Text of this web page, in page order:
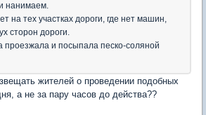
нанимаем.
на тех участках дороги, где нет машин,
сторон дороги.
проезжала и посыпала песко-соляной
жителей о проведении подобных
а не за пару часов до действа??